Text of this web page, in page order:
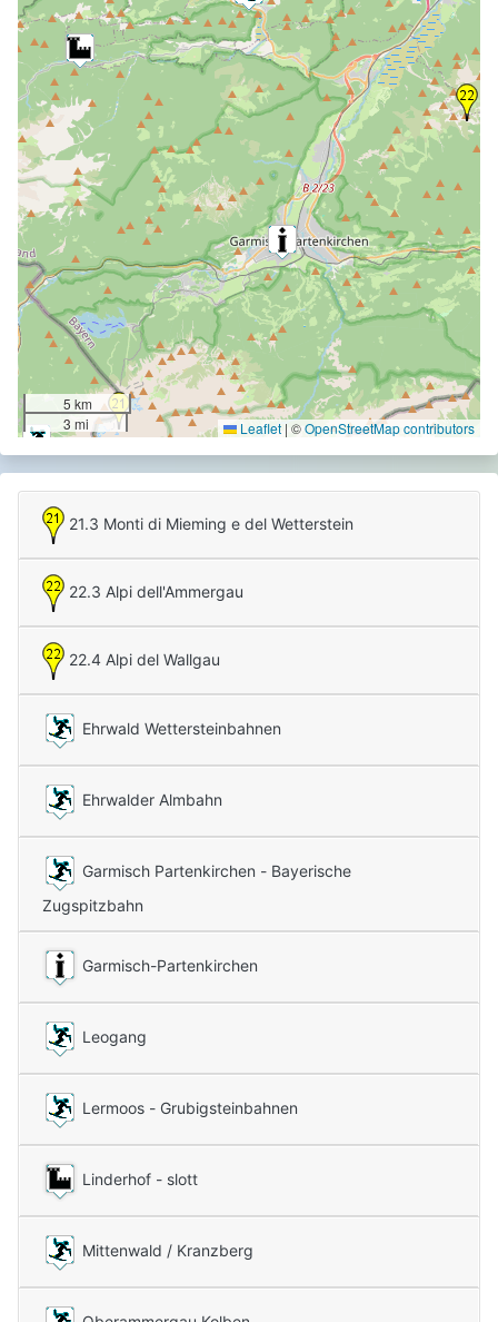
5 km
3 mi
Leaflet | ©OpenStreetMap contributors
21.3 Monti di Mieming e del Wetterstein
22.3 Alpi dell'Ammergau
22.4 Alpi del Wallgau
Ehrwald Wettersteinbahnen
Ehrwalder Almbahn
Garmisch Partenkirchen - Bayerische
Zugspitzbahn
Garmisch-Partenkirchen
Leogang
Lermoos - Grubigsteinbahnen
Linderhof - slott
Mittenwald / Kranzberg